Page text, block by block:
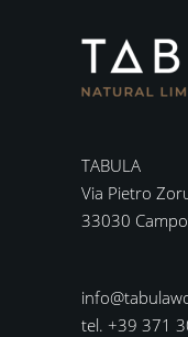
TABULA
Via Pietro
33030
tel. +39 371